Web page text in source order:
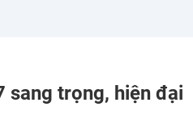
sang trọng, hiện đại